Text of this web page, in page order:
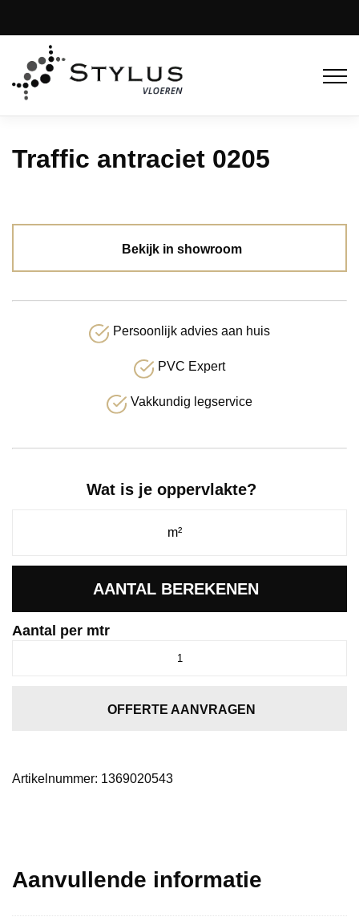
Traffic antraciet 0205
Bekijk in showroom
Persoonlijk advies aan huis
PVC Expert
Vakkundig legservice
Wat is je oppervlakte?
AANTAL BEREKENEN
Aantal per mtr
OFFERTE AANVRAGEN
Artikelnummer: 1369020543
Aanvullende informatie